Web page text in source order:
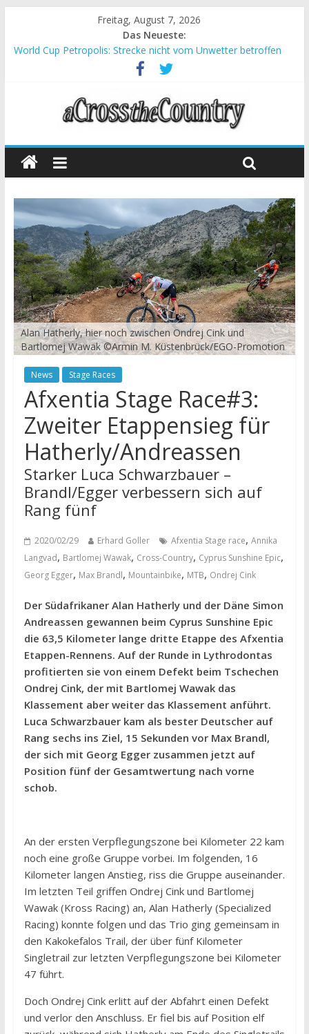
Freitag, August 7, 2026
Das Neueste:
World Cup Petropolis: Strecke nicht vom Unwetter betroffen
Krumbach und Obergessertshausen: Mountainbike-Bundesliga
Supercup Massi Banyoles: Siege für Carod und Richards
Halbzeit beim Andalucia Bike Race: Weltmeister Seewald führt
Chelva: Schweizer Doppelsieg beim ersten XCO-Rennen der
Alan Hatherly, hier noch zwischen Ondrej Cink und
Bartlomej Wawak ©Armin M. Küstenbrück/EGO-Promotion
News Stage Races
Afxentia Stage Race#3:
Zweiter Etappensieg für
Hatherly/Andreassen
Starker Luca Schwarzbauer –
Brandl/Egger verbessern sich auf
Rang fünf
2020/02/29 Erhard Goller Afxentia Stage race, Annika
Langvad, Bartlomej Wawak, Cross-Country, Cyprus Sunshine Epic,
Georg Egger, Max Brandl, Mountainbike, MTB, Ondrej Cink
Der Südafrikaner Alan Hatherly und der Däne Simon
Andreassen gewannen beim Cyprus Sunshine Epic
die 63,5 Kilometer lange dritte Etappe des Afxentia
Etappen-Rennens. Auf der Runde in Lythrodontas
profitierten sie von einem Defekt beim Tschechen
Ondrej Cink, der mit Bartlomej Wawak das
Klassement aber weiter das Klassement anführt.
Luca Schwarzbauer kam als bester Deutscher auf
Rang sechs ins Ziel, 15 Sekunden vor Max Brandl,
der sich mit Georg Egger zusammen jetzt auf
Position fünf der Gesamtwertung nach vorne
schob.
An der ersten Verpflegungszone bei Kilometer 22 kam
noch eine große Gruppe vorbei. Im folgenden, 16
Kilometer langen Anstieg, riss die Gruppe auseinander.
Im letzten Teil griffen Ondrej Cink und Bartlomej
Wawak (Kross Racing) an, Alan Hatherly (Specialized
Racing) konnte folgen und das Trio ging gemeinsam in
den Kakokefalos Trail, der über fünf Kilometer
Singletrail zur letzten Verpflegungszone bei Kilometer
47 führt.
Doch Ondrej Cink erlitt auf der Abfahrt einen Defekt
und verlor den Anschluss. Er fiel bis auf Position elf